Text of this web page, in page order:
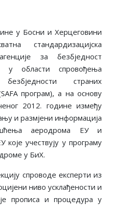
у Босни и Херцеговини
стандардизацијска
за безбједност
у области спровођења
страних
програм), а на основу
2012. године између
и размjени информација
аеродрома ЕУ и
учествују у програму
у БиХ.
спроводе експерти из
ниво усклађености и
прописа и процедура у